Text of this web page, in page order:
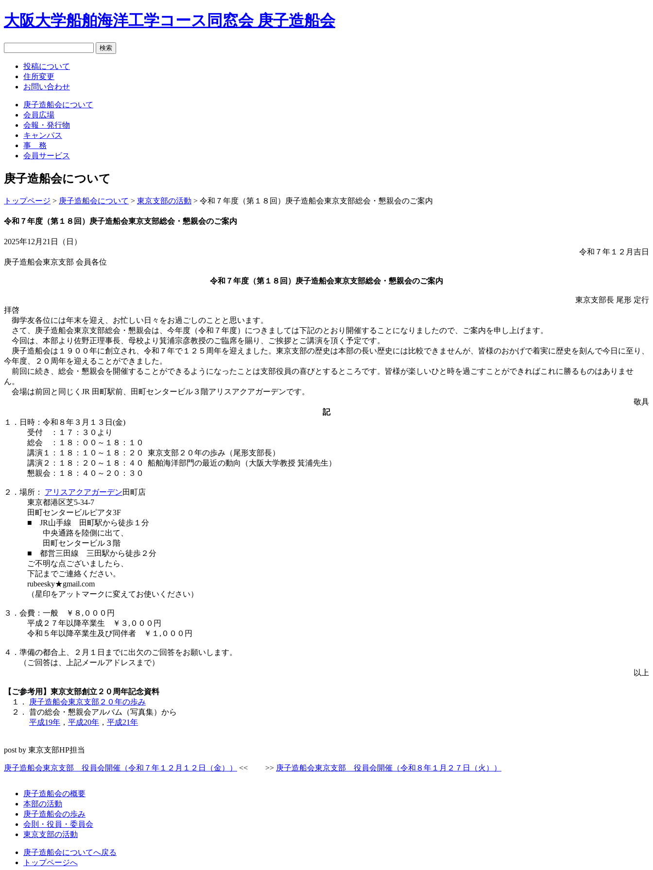
大阪大学船舶海洋工学コース同窓会 庚子造船会
投稿について
住所変更
お問い合わせ
庚子造船会について
会員広場
会報・発行物
キャンパス
事 務
会員サービス
庚子造船会について
トップページ > 庚子造船会について > 東京支部の活動 > 令和７年度（第１８回）庚子造船会東京支部総会・懇親会のご案内
令和７年度（第１８回）庚子造船会東京支部総会・懇親会のご案内
2025年12月21日（日）
令和７年１２月吉日
庚子造船会東京支部 会員各位
令和７年度（第１８回）庚子造船会東京支部総会・懇親会のご案内
東京支部長 尾形 定行
拝啓
御学友各位には年末を迎え、お忙しい日々をお過ごしのことと思います。
さて、庚子造船会東京支部総会・懇親会は、今年度（令和７年度）につきましては下記のとおり開催することになりましたので、ご案内を申し上げます。
今回は、本部より佐野正理事長、母校より箕浦宗彦教授のご臨席を賜り、ご挨拶とご講演を頂く予定です。
庚子造船会は１９００年に創立され、令和７年で１２５周年を迎えました。東京支部の歴史は本部の長い歴史には比較できませんが、皆様のおかげで着実に歴史を刻んで今日に至り、
今年度、２０周年を迎えることができました。
前回に続き、総会・懇親会を開催することができるようになったことは支部役員の喜びとするところです。皆様が楽しいひと時を過ごすことができればこれに勝るものはありませ
ん。
会場は前回と同じくJR 田町駅前、田町センタービル３階アリスアクアガーデンです。
敬具
記
１．日時：令和８年３月１３日(金)
受付 ：１７：３０より
総会 ：１８：００～１８：１０
講演１：１８：１０～１８：２０ 東京支部２０年の歩み（尾形支部長）
講演２：１８：２０～１８：４０ 船舶海洋部門の最近の動向（大阪大学教授 箕浦先生）
懇親会：１８：４０～２０：３０
２．場所： アリスアクアガーデン田町店
東京都港区芝5-34-7
田町センタービルピアタ3F
■ JR山手線 田町駅から徒歩１分
中央通路を陸側に出て、
田町センタービル３階
■ 都営三田線 三田駅から徒歩２分
ご不明な点ございましたら、
下記までご連絡ください。
rubeesky★gmail.com
（星印をアットマークに変えてお使いください）
３．会費：一般 ￥８,０００円
平成２７年以降卒業生 ￥３,０００円
令和５年以降卒業生及び同伴者 ￥１,０００円
４．準備の都合上、２月１日までに出欠のご回答をお願いします。
（ご回答は、上記メールアドレスまで）
以上
【ご参考用】東京支部創立２０周年記念資料
１．
庚子造船会東京支部２０年の歩み
２． 昔の総会・懇親会アルバム（写真集）から
平成19年 ， 平成20年 ， 平成21年
post by 東京支部HP担当
庚子造船会東京支部 役員会開催（令和７年１２月１２日（金）） << >> 庚子造船会東京支部 役員会開催（令和８年１月２７日（火））
庚子造船会の概要
本部の活動
庚子造船会の歩み
会則・役員・委員会
東京支部の活動
庚子造船会についてへ戻る
トップページへ